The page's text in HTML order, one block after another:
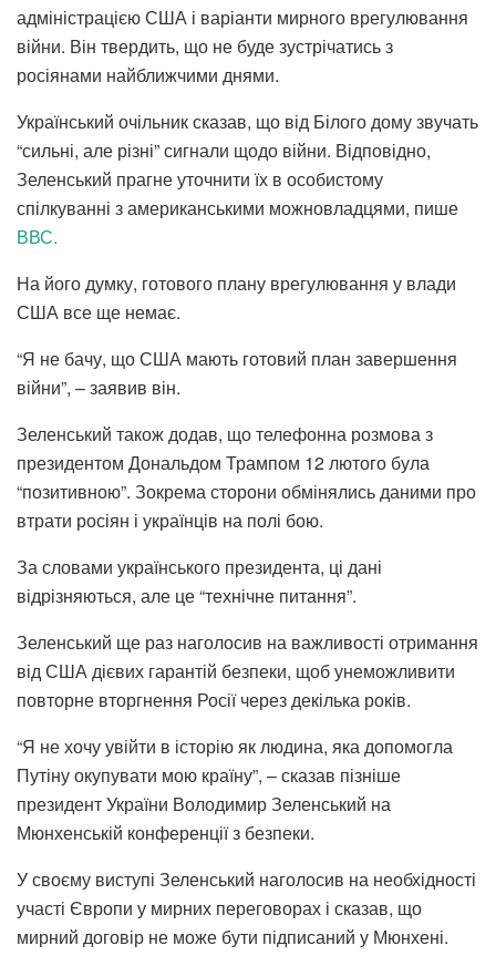
адміністрацією США і варіанти мирного врегулювання
війни. Він твердить, що не буде зустрічатись з
росіянами найближчими днями.
Український очільник сказав, що від Білого дому звучать
“сильні, але різні” сигнали щодо війни. Відповідно,
Зеленський прагне уточнити їх в особистому
спілкуванні з американськими можновладцями, пише
ВВС.
На його думку, готового плану врегулювання у влади
США все ще немає.
“Я не бачу, що США мають готовий план завершення
війни”, – заявив він.
Зеленський також додав, що телефонна розмова з
президентом Дональдом Трампом 12 лютого була
“позитивною”. Зокрема сторони обмінялись даними про
втрати росіян і українців на полі бою.
За словами українського президента, ці дані
відрізняються, але це “технічне питання”.
Зеленський ще раз наголосив на важливості отримання
від США дієвих гарантій безпеки, щоб унеможливити
повторне вторгнення Росії через декілька років.
“Я не хочу увійти в історію як людина, яка допомогла
Путіну окупувати мою країну”, – сказав пізніше
президент України Володимир Зеленський на
Мюнхенській конференції з безпеки.
У своєму виступі Зеленський наголосив на необхідності
участі Європи у мирних переговорах і сказав, що
мирний договір не може бути підписаний у Мюнхені.